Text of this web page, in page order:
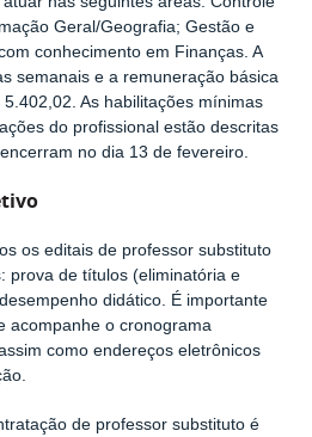
Geral/Geografia; Gestão e
conhecimento em Finanças. A
semanais e a remuneração básica
As habilitações mínimas
do profissional estão descritas
no dia 13 de fevereiro.
os editais de professor substituto
prova de títulos (eliminatória e
didático. É importante
acompanhe o cronograma
como endereços eletrônicos
de professor substituto é